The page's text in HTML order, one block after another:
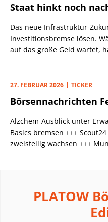
Staat hinkt noch
Das neue Infrastruktur-
Investitionsbremse lösen.
auf das große Geld wartet,
27. FEBRUAR 2026 TICKER
Börsennachrichten
Alzchem-Ausblick unter
Basics bremsen +++
zweistellig wachsen +++
PLATOW